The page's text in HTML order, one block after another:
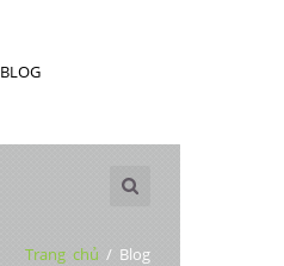
Trang chủ / Blog
BLOG